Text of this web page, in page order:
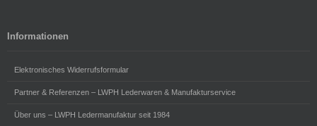
Informationen
Elektronisches Widerrufsformular
Partner & Referenzen – LWPH Lederwaren & Manufakturservice
Über uns – LWPH Ledermanufaktur seit 1984